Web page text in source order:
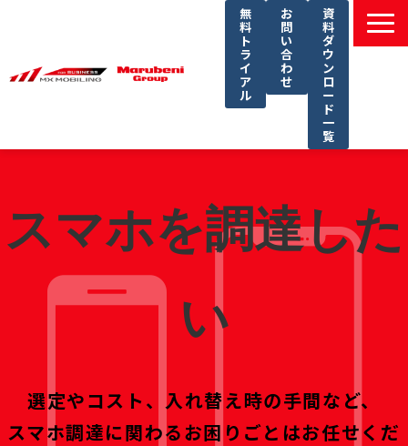
無
料
ト
ラ
イ
ア
ル
お
問
い
合
わ
せ
資
料
ダ
ウ
ン
ロ
ー
ド
一
覧
サービス一覧
コラム
スマホを調達した
い
選定やコスト、入れ替え時の手間など、
スマホ調達に関わるお困りごとはお任せくだ